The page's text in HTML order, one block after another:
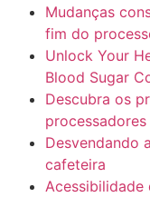
Mudanças
fim do
Unlock Your
Blood Sugar
Descubra os
processadores
Desvendando
cafeteira